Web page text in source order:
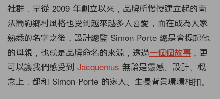
社群，早從 2009 年創立以來，品牌所慢慢建立起的南
法簡約鄉村風格也受到越來越多人喜愛，而在成為大家
熟悉的名字之後，設計總監 Simon Porte 總是會提起他
的母親，也就是品牌命名的來源，透過一個個故事 ，更
可以讓我們感受到 Jacquemus 無論是靈感、設計、概
念上，都和 Simon Porte 的家人、生長背景環環相扣。